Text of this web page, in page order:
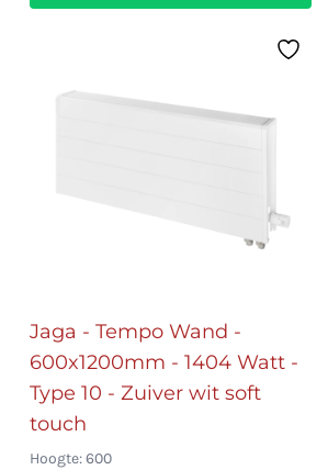
Jaga - Tempo Wand -
600x1200mm - 1404 Watt -
Type 10 - Zuiver wit soft
touch
Hoogte: 600